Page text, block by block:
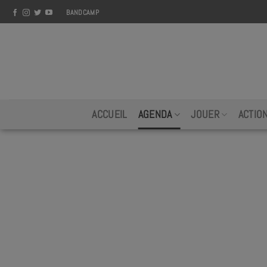
Skip
to
BANDCAMP
ACCUEIL AGENDA JOUER